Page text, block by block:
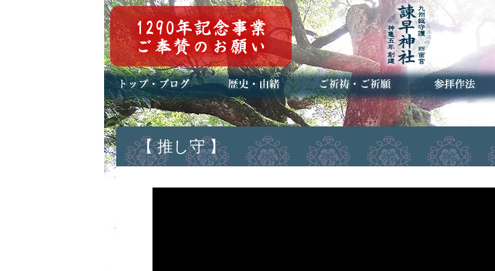
トップページ
ブログ(日々八百万)
お知らせ一覧 歴史・ご祭神
年中行事
メディア掲載 ご祈祷・ご祈願とは
安産祈願
初宮参り
七五三詣
長寿のお祝い
神前結婚式
厄祓い・方位除け
車のお祓い
地鎮祭
神葬祭（神式の葬儀） 神社とは
お参りの作法
【 推し守 】